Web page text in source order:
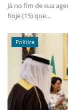
Já no fim de sua
hoje (15) que...
Politica